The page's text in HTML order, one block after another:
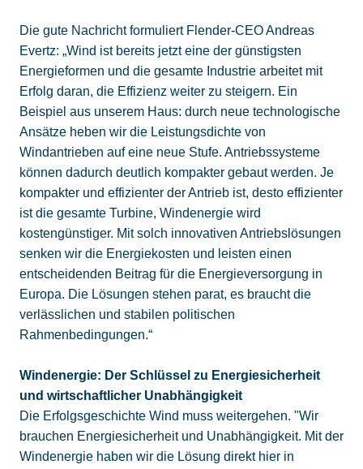
Die gute Nachricht formuliert Flender-CEO Andreas
Evertz: „Wind ist bereits jetzt eine der günstigsten
Energieformen und die gesamte Industrie arbeitet mit
Erfolg daran, die Effizienz weiter zu steigern. Ein
Beispiel aus unserem Haus: durch neue technologische
Ansätze heben wir die Leistungsdichte von
Windantrieben auf eine neue Stufe. Antriebssysteme
können dadurch deutlich kompakter gebaut werden. Je
kompakter und effizienter der Antrieb ist, desto effizienter
ist die gesamte Turbine, Windenergie wird
kostengünstiger. Mit solch innovativen Antriebslösungen
senken wir die Energiekosten und leisten einen
entscheidenden Beitrag für die Energieversorgung in
Europa. Die Lösungen stehen parat, es braucht die
verlässlichen und stabilen politischen
Rahmenbedingungen.“
Windenergie: Der Schlüssel zu Energiesicherheit
und wirtschaftlicher Unabhängigkeit
Die Erfolgsgeschichte Wind muss weitergehen. "Wir
brauchen Energiesicherheit und Unabhängigkeit. Mit der
Windenergie haben wir die Lösung direkt hier in